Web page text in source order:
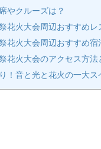
やクルーズは？
花火大会周辺おすすめレ
花火大会周辺おすすめ宿
花火大会のアクセス方
！音と光と花火の一大ス